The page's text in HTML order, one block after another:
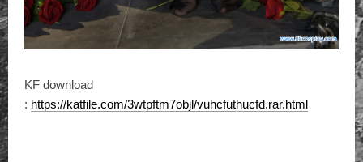
KF download
: https://katfile.com/3wtpftm7objl/vuhcfuthucfd.rar.html